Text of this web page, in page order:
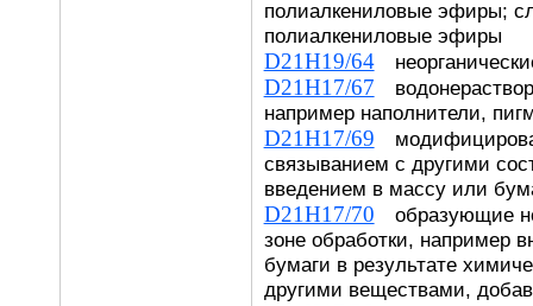
полиалкениловые эфиры;
полиалкениловые эфиры
D21H19/64
D21H17/67
например наполнители,
D21H17/69
связыванием с другими
введением в массу или
D21H17/70 образующие
зоне обработки, например
бумаги в результате
другими веществами,